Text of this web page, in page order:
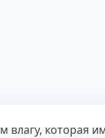
влагу, которая